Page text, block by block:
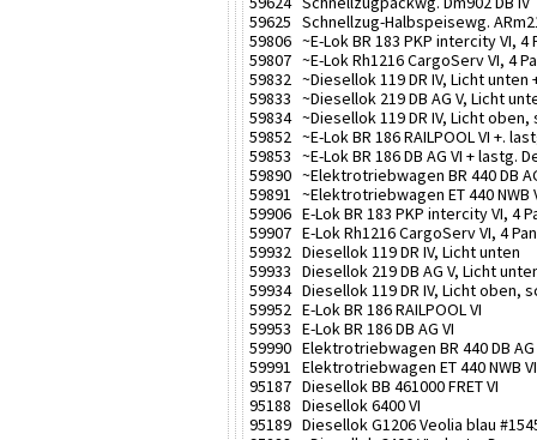
59625 Schnellzug-Halbspeisewg.
59806 ~E-Lok BR 183 PKP intercity VI, 4
59807 ~E-Lok Rh1216 CargoServ VI, 4
59832 ~Diesellok 119 DR IV, Licht unten
59833 ~Diesellok 219 DB AG V, Licht
59834 ~Diesellok 119 DR IV, Licht
59852 ~E-Lok BR 186 RAILPOOL VI +.
59853 ~E-Lok BR 186 DB AG VI + lastg.
59890 ~Elektrotriebwagen BR 440 DB
59891 ~Elektrotriebwagen ET 440 NWB
59906 E-Lok BR 183 PKP intercity VI, 4
59907 E-Lok Rh1216 CargoServ VI, 4
59932 Diesellok 119 DR IV, Licht unten
59933 Diesellok 219 DB AG V, Licht
59934 Diesellok 119 DR IV, Licht oben,
59952 E-Lok BR 186 RAILPOOL VI
59953 E-Lok BR 186 DB AG VI
59990 Elektrotriebwagen BR 440 DB AG
59991 Elektrotriebwagen ET 440 NWB
95187 Diesellok BB 461000 FRET VI
95188 Diesellok 6400 VI
95189 Diesellok G1206 Veolia blau